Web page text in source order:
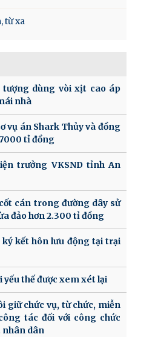
từ xa
tượng dùng vòi xịt cao áp
nhà
vụ án Shark Thủy và đồng
tỉ đồng
trưởng VKSND tỉnh An
cán trong đường dây sử
đảo hơn 2.300 tỉ đồng
kết hôn lưu động tại trại
yếu thế được xem xét lại
giữ chức vụ, từ chức, miễn
tác đối với công chức
dân